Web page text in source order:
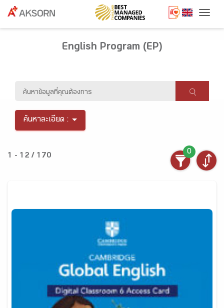
English Program (EP)
ค้นหาละเอียด :
1 - 12 / 170
0